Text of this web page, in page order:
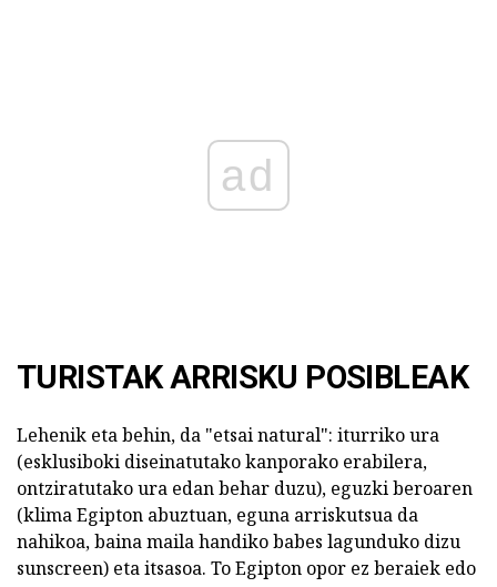
ad
TURISTAK ARRISKU POSIBLEAK
Lehenik eta behin, da "etsai natural": iturriko ura
(esklusiboki diseinatutako kanporako erabilera,
ontziratutako ura edan behar duzu), eguzki beroaren
(klima Egipton abuztuan, eguna arriskutsua da
nahikoa, baina maila handiko babes lagunduko dizu
sunscreen) eta itsasoa. To Egipton opor ez beraiek edo